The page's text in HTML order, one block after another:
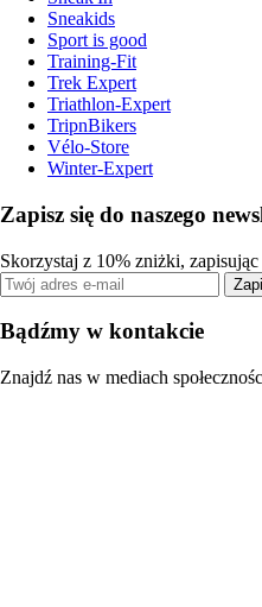
Sneakids
Sport is good
Training-Fit
Trek Expert
Triathlon-Expert
TripnBikers
Vélo-Store
Winter-Expert
Zapisz się do naszego
Skorzystaj z 10% zniżki, zapisując
Bądźmy w kontakcie
Znajdź nas w mediach